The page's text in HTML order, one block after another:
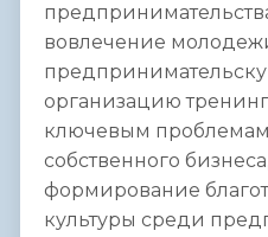
вовлечение
организацию
ключевым
собственного
формирование
культуры среди